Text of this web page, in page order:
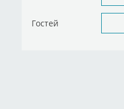
Гостей